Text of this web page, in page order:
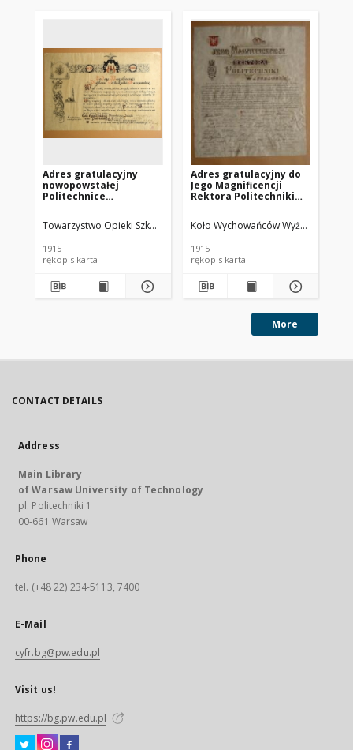
Adres gratulacyjny
nowopowstałej
Politechnice
Towarzystwa Opieki
Szkolnej Ziemi
Częstochowa listopad
1915
Towarzystwo Opieki Szkolnej Ziemi Piotrkowskiej
1915
rękopis karta
Adres gratulacyjny do
Jego Magnificencji
Rektora Politechniki
Wychowańców Szkoły
Handlowej im. Leopolda
Warszawa listopad
1915 r.
Koło Wychowańców Wyższych
1915
rękopis karta
More
CONTACT DETAILS
Address
Main Library
of Warsaw University of Technology
pl. Politechniki 1
00-661 Warsaw
Phone
tel. (+48 22) 234-5113, 7400
E-Mail
cyfr.bg@pw.edu.pl
Visit us!
https://bg.pw.edu.pl